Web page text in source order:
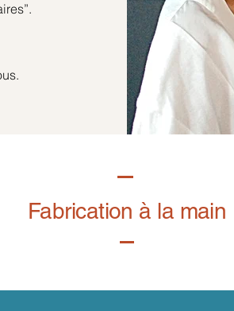
Fabrication à la main